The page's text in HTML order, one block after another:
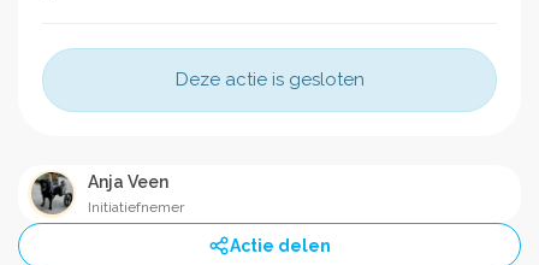
Deze actie is gesloten
Anja Veen
Initiatiefnemer
Actie delen